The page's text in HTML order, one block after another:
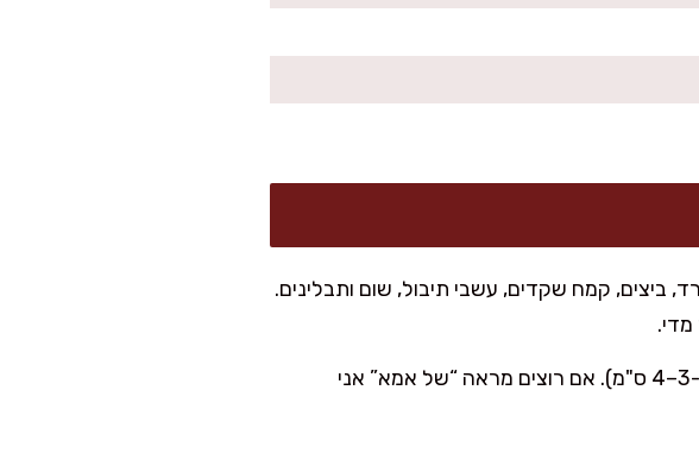
ביצים, קמח שקדים, עשבי תיבול, שום ותבלינים.
מרטיבים ידיים קלות ויוצרים כדורים בגודל אגוז גדול (כ-3–4 ס"מ). אם רוצים מראה “של אמא” אני